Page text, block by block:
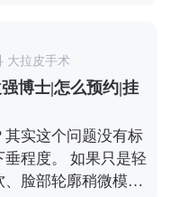
预约面诊，详细了
不过气的感觉。不
觉时都能忽略它的
，还能促进伤口愈
时佩戴，之后一个
当戴就行，具体时
议。 所以大家
担，反而能帮你更
大拉皮手术
博士|怎么预约|挂
其实这个问题没有标
程度。 如果只是轻
脸部轮廓稍微模